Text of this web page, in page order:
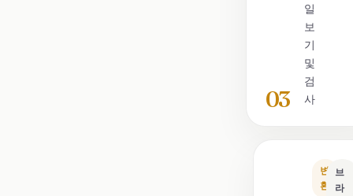
03
일
보
기
및
검
사
변
환
브
라